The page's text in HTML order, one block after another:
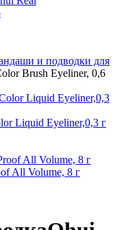
и подводки для
Brush Eyeliner, 0,6
Liquid Eyeliner,0,3 г
All Volume, 8 г